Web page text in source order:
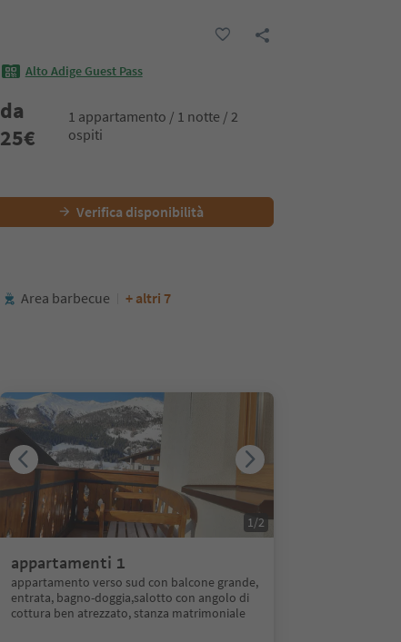
Alto Adige Guest Pass
da
25€
1 appartamento / 1 notte / 2
ospiti
Verifica disponibilità
Area barbecue + altri 7
appartamenti 1
appartamento verso sud con balcone grande,
entrata, bagno-doggia,salotto con angolo di
cottura ben atrezzato, stanza matrimoniale
1/2